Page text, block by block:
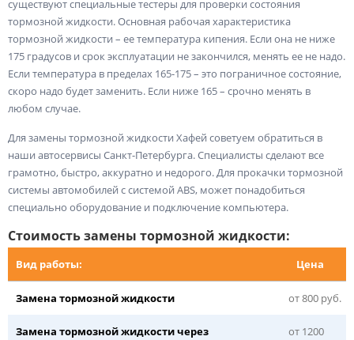
существуют специальные тестеры для проверки состояния
тормозной жидкости. Основная рабочая характеристика
тормозной жидкости – ее температура кипения. Если она не ниже
175 градусов и срок эксплуатации не закончился, менять ее не надо.
Если температура в пределах 165-175 – это пограничное состояние,
скоро надо будет заменить. Если ниже 165 – срочно менять в
любом случае.
Для замены тормозной жидкости Хафей советуем обратиться в
наши автосервисы Санкт-Петербурга. Специалисты сделают все
грамотно, быстро, аккуратно и недорого. Для прокачки тормозной
системы автомобилей с системой ABS, может понадобиться
специально оборудование и подключение компьютера.
Стоимость замены тормозной жидкости:
Вид работы: Цена
Замена тормозной жидкости от 800 руб.
Замена тормозной жидкости через
от 1200